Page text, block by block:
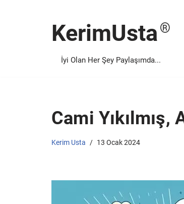
KerimUsta
İyi Olan Her Şey Paylaşımda...
Cami Yıkılmış,
Kerim Usta 13 Ocak 2024